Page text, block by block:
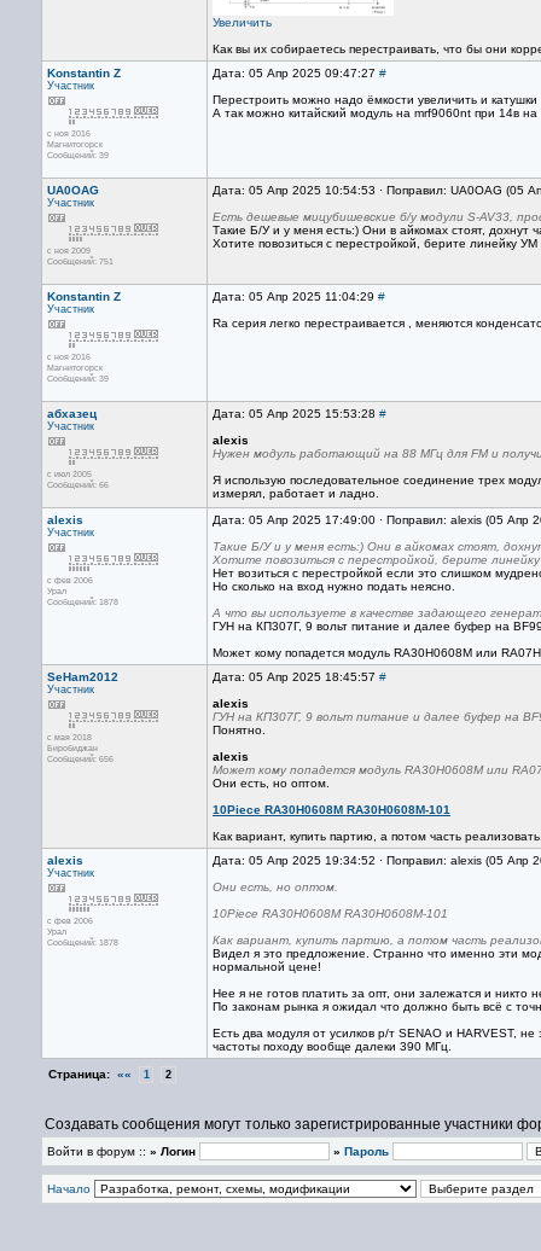
Увеличить
Как вы их собираетесь перестраивать, что бы они
Konstantin Z
Участник
с ноя 2016
Магнитогорск
Сообщений: 39
Дата: 05 Апр 2025 09:47:27 #
Перестроить можно надо ёмкости увеличить и
А так можно китайский модуль на mrf9060nt при 14в
UA0OAG
Участник
с ноя 2009
Сообщений: 751
Дата: 05 Апр 2025 10:54:53 · Поправил: UA0OAG (05
Есть дешевые мицубишевские б/у модули S-AV33,
Такие Б/У и у меня есть:) Они в айкомах стоят, дохнут
Хотите повозиться с перестройкой, берите линейку
Konstantin Z
Участник
с ноя 2016
Магнитогорск
Сообщений: 39
Дата: 05 Апр 2025 11:04:29 #
Ra серия легко перестраивается , меняются
абхазец
Участник
с июл 2005
Сообщений: 66
Дата: 05 Апр 2025 15:53:28 #
alexis
Нужен модуль работающий на 88 МГц для FM и
Я использую последовательное соединение трех
измерял, работает и ладно.
alexis
Участник
с фев 2006
Урал
Сообщений: 1878
Дата: 05 Апр 2025 17:49:00 · Поправил: alexis (05 Апр
Такие Б/У и у меня есть:) Они в айкомах стоят,
Хотите повозиться с перестройкой, берите
Нет возиться с перестройкой если это слишком
Но сколько на вход нужно подать неясно.
А что вы используете в качестве задающего
ГУН на КП307Г, 9 вольт питание и далее буфер на
Может кому попадется модуль RA30H0608M или
SeHam2012
Участник
с мая 2018
Биробиджан
Сообщений: 656
Дата: 05 Апр 2025 18:45:57 #
alexis
ГУН на КП307Г, 9 вольт питание и далее буфер на
Понятно.
alexis
Может кому попадется модуль RA30H0608M или
Они есть, но оптом.
10Piece RA30H0608M RA30H0608M-101
Как вариант, купить партию, а потом часть
alexis
Участник
с фев 2006
Урал
Сообщений: 1878
Дата: 05 Апр 2025 19:34:52 · Поправил: alexis (05 Апр
Они есть, но оптом.
10Piece RA30H0608M RA30H0608M-101
Как вариант, купить партию, а потом часть
Видел я это предложение. Странно что именно эти
нормальной цене!
Нее я не готов платить за опт, они залежатся и никто
По законам рынка я ожидал что должно быть всё с
Есть два модуля от усилков р/т SENAO и HARVEST,
частоты походу вообще далеки 390 МГц.
Страница: «« 1 2
Создавать сообщения могут только зарегистрированные участники
Войти в форум :: » Логин » Пароль
Начало